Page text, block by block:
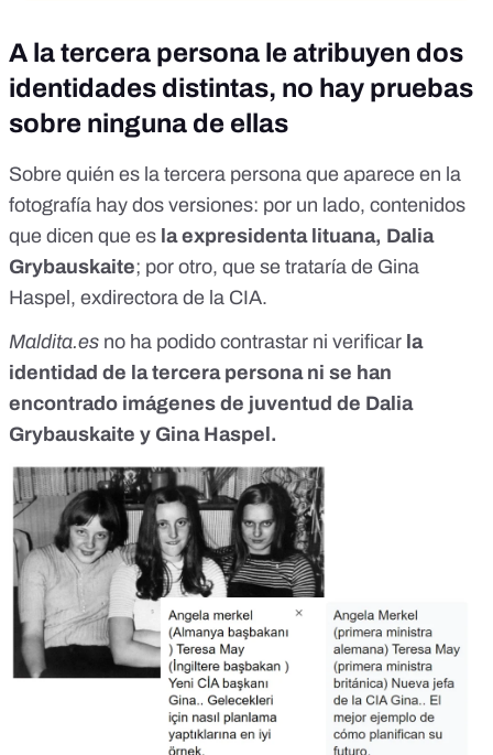
A la tercera persona le atribuyen dos
identidades distintas, no hay pruebas
sobre ninguna de ellas
Sobre quién es la tercera persona que aparece en la
fotografía hay dos versiones: por un lado, contenidos
que dicen que es laexpresidenta lituana, Dalia
Grybauskaite; por otro, que se trataría de Gina
Haspel, exdirectora de la CIA.
Maldita.es no ha podido contrastar ni verificar la
identidad de la tercera persona ni se han
encontrado imágenes de juventud de Dalia
Grybauskaite y Gina Haspel.